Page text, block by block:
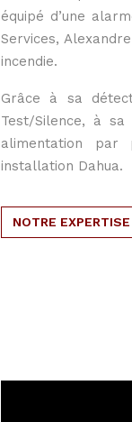
équipé d’une
Services,
incendie.
Grâce à sa
Test/Silence, à
alimentation par
installation Dahua.
NOTRE